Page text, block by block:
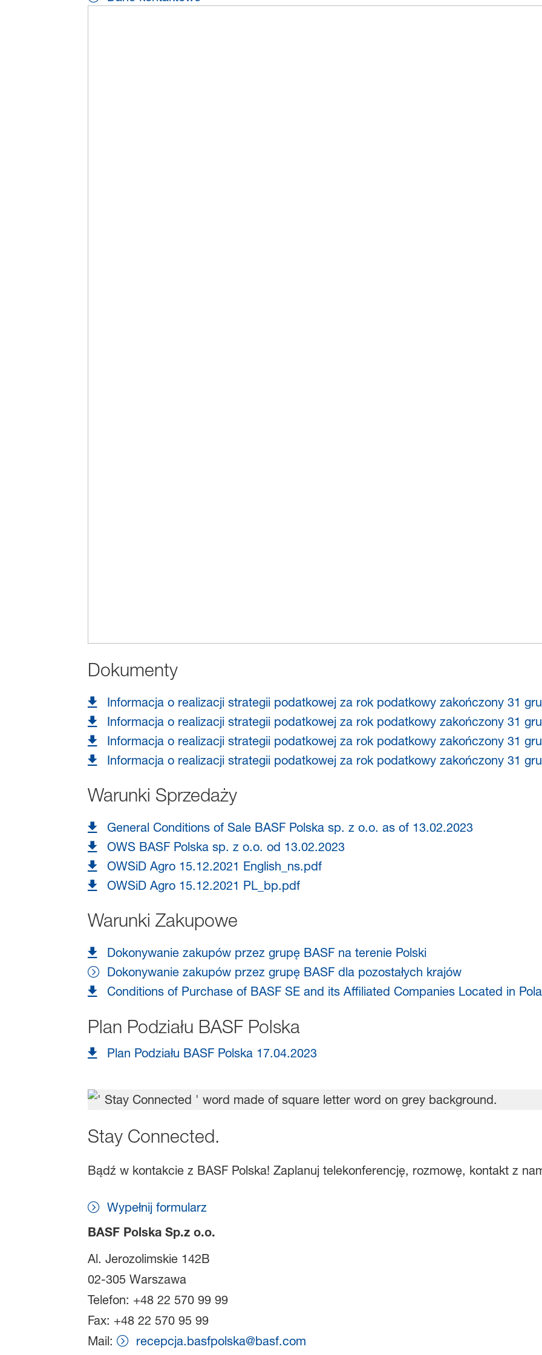
Dokumenty
Informacja o realizacji strategii podatkowej za rok podatkowy zakończony 31
Informacja o realizacji strategii podatkowej za rok podatkowy zakończony 31
Informacja o realizacji strategii podatkowej za rok podatkowy zakończony 31
Informacja o realizacji strategii podatkowej za rok podatkowy zakończony 31
Warunki Sprzedaży
General Conditions of Sale BASF Polska sp. z o.o. as of 13.02.2023
OWS BASF Polska sp. z o.o. od 13.02.2023
OWSiD Agro 15.12.2021 English_ns.pdf
OWSiD Agro 15.12.2021 PL_bp.pdf
Warunki Zakupowe
Dokonywanie zakupów przez grupę BASF na terenie Polski
Dokonywanie zakupów przez grupę BASF dla pozostałych krajów
Conditions of Purchase of BASF SE and its Affiliated Companies Located in
Plan Podziału BASF Polska
Plan Podziału BASF Polska 17.04.2023
Stay Connected.
Bądź w kontakcie z BASF Polska! Zaplanuj telekonferencję, rozmowę, kontakt z
Wypełnij formularz
BASF Polska Sp.z o.o.
Al. Jerozolimskie 142B
02-305 Warszawa
Telefon: +48 22 570 99 99
Fax: +48 22 570 95 99
Mail:
recepcja.basfpolska@basf.com